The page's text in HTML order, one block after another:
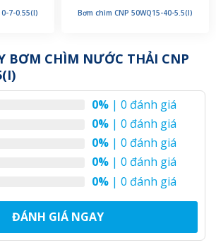
7-0.55(I) Bơm chìm CNP 50WQ15-40-5.5(I)
BƠM CHÌM NƯỚC THẢI CNP
0% | 0 đánh giá
0% | 0 đánh giá
0% | 0 đánh giá
0% | 0 đánh giá
0% | 0 đánh giá
ĐÁNH GIÁ NGAY